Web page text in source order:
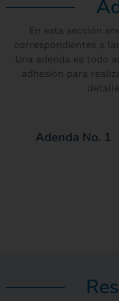
En esta sección
correspondientes a
Una adenda es todo
adhesión para
Adenda No. 1